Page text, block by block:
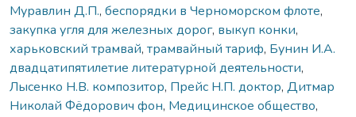
Муравлин Д.П., беспорядки в Черноморском флоте,
закупка угля для железных дорог, выкуп конки,
харьковский трамвай, трамвайный тариф, Бунин И.А.
двадцатипятилетие литературной деятельности,
Лысенко Н.В. композитор, Прейс Н.П. доктор, Дитмар
Николай Фёдорович фон, Медицинское общество,